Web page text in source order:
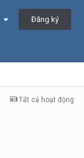
Đăng ký
Tất cả hoạt động